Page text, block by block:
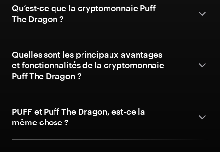
Qu’est-ce que la cryptomonnaie Puff
The Dragon ?
Quelles sont les principaux avantages
et fonctionnalités de la cryptomonnaie
Puff The Dragon ?
PUFF et Puff The Dragon, est-ce la
même chose ?